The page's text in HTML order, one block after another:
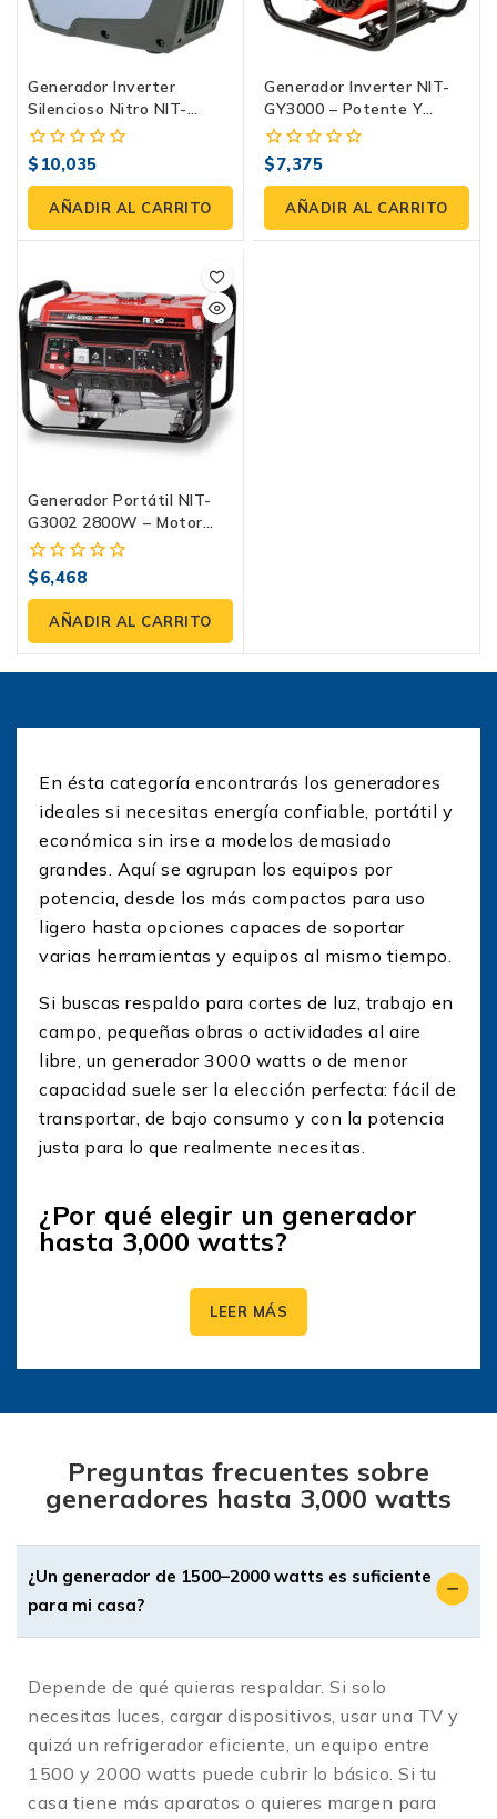
Generador Inverter
Silencioso Nitro NIT-
GYC2000 2000W
Eficiencia Y Portabilidad
En Energía Eco-Amigable
Silencioso
0
fuera
5
$ 10,035
AÑADIR AL CARRITO
Generador Inverter NIT-
GY3000 – Potente Y
Eficiente Con 3000W
0
fuera
5
$7,375
AÑADIR AL CARRITO
Generador Portátil NIT-
G3002 2800W – Motor
196cc, Gasolina 4
Tiempos, 120/240V –
Energía Confiable Y
Continua
0
fuera
5
$6,468
AÑADIR AL CARRITO
En ésta categoría encontrarás los generadores
ideales si necesitas energía confiable, portátil y
económica sin irse a modelos demasiado
grandes. Aquí se agrupan los equipos por
potencia, desde los más compactos para uso
ligero hasta opciones capaces de soportar
varias herramientas y equipos al mismo tiempo.
Si buscas respaldo para cortes de luz, trabajo en
campo, pequeñas obras o actividades al aire
libre, un generador 3000 watts o de menor
capacidad suele ser la elección perfecta: fácil de
transportar, de bajo consumo y con la potencia
justa para lo que realmente necesitas.
¿Por qué elegir un generador
hasta 3,000 watts?
✅ Portabilidad real: son equipos manejables,
pensados para que puedas moverlos en tu casa,
taller, obra o viaje.
✅ Menor consumo de combustible: al no ser un
mejor el combustible y reduces gastos.
✅ Versatilidad de uso: van perfecto para
refrigeradores pequeños, televisores, luces,
equipos de cómputo, herramientas ligeras y
cargadores.
potencia que necesitas hoy y puedes planear
crecer después si tu operación lo requiere.
Tipos de generadores en este
rango de potencia
LEER MÁS
Preguntas frecuentes sobre
generadores hasta 3,000 watts
¿Un generador de 1500–2000 watts es suficiente
para mi casa?
Depende de qué quieras respaldar. Si solo
necesitas luces, cargar dispositivos, usar una TV y
quizá un refrigerador eficiente, un equipo entre
1500 y 2000 watts puede cubrir lo básico. Si tu
casa tiene más aparatos o quieres margen para